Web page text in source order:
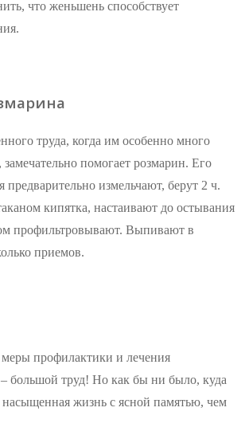
что женьшень способствует
труда, когда им особенно много
замечательно помогает розмарин. Его
измельчают, берут 2 ч.
кипятка, настаивают до остывания
профильтровывают. Выпивают в
приемов.
профилактики и лечения
большой труд! Но как бы ни было, куда
насыщенная жизнь с ясной памятью, чем